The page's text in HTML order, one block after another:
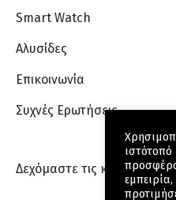
Smart Watch
Αλυσίδες
Επικοινωνία
Συχνές Ερωτήσεις
Δεχόμαστε τις κάρτες: